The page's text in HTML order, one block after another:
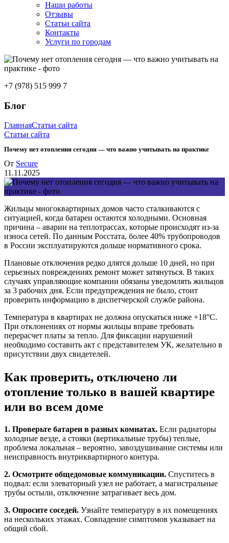
Наши работы
Отзывы
Статьи сайта
Контакты
Услуги по городам
+7 (978) 515 999 7
Блог
ГлавнаяСтатьи сайта
Статьи сайта
Почему нет отопления сегодня — что важно учитывать на практике
От Secure
11.11.2025
Жильцы многоквартирных домов часто сталкиваются с
ситуацией, когда батареи остаются холодными. Основная
причина – аварии на теплотрассах, которые происходят из-за
износа сетей. По данным Росстата, более 40% трубопроводов
в России эксплуатируются дольше нормативного срока.
Плановые отключения редко длятся дольше 10 дней, но при
серьезных повреждениях ремонт может затянуться. В таких
случаях управляющие компании обязаны уведомлять жильцов
за 3 рабочих дня. Если предупреждения не было, стоит
проверить информацию в диспетчерской службе района.
Температура в квартирах не должна опускаться ниже +18°C.
При отклонениях от нормы жильцы вправе требовать
перерасчет платы за тепло. Для фиксации нарушений
необходимо составить акт с представителем УК, желательно в
присутствии двух свидетелей.
Как проверить, отключено ли
отопление только в вашей квартире
или во всем доме
1. Проверьте батареи в разных комнатах. Если радиаторы
холодные везде, а стояки (вертикальные трубы) теплые,
проблема локальная – вероятно, завоздушивание системы или
неисправность внутриквартирного контура.
2. Осмотрите общедомовые коммуникации. Спуститесь в
подвал: если элеваторный узел не работает, а магистральные
трубы остыли, отключение затрагивает весь дом.
3. Опросите соседей. Узнайте температуру в их помещениях
на нескольких этажах. Совпадение симптомов указывает на
общий сбой.